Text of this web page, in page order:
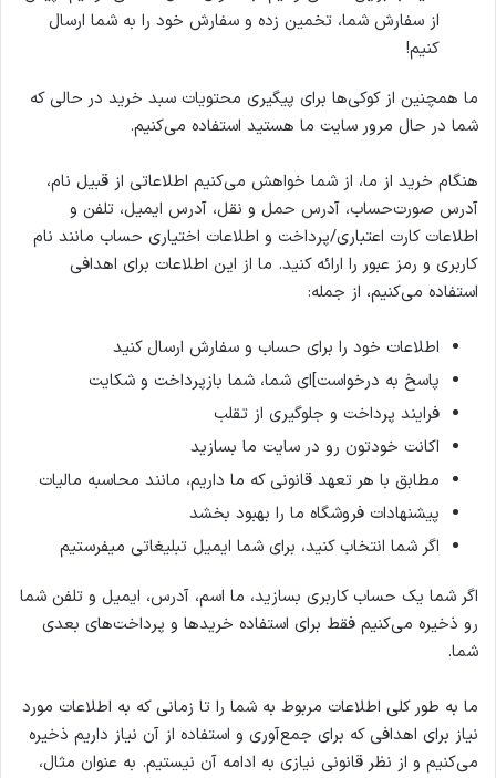
از سفارش شما، تخمین زده و سفارش خود را به شما ارسال
کنیم!
ما همچنین از کوکی‌ها برای پیگیری محتویات سبد خرید در حالی که
شما در حال مرور سایت ما هستید استفاده می‌کنیم.
هنگام خرید از ما، از شما خواهش می‌کنیم اطلاعاتی از قبیل نام،
آدرس صورت‌حساب، آدرس حمل و نقل، آدرس ایمیل، تلفن و
اطلاعات کارت اعتباری/پرداخت و اطلاعات اختیاری حساب مانند نام
کاربری و رمز عبور را ارائه کنید. ما از این اطلاعات برای اهدافی
استفاده می‌کنیم، از جمله:
اطلاعات خود را برای حساب و سفارش ارسال کنید
پاسخ به درخواست‌]ای شما، شما بازپرداخت و شکایت
فرایند پرداخت و جلوگیری از تقلب
اکانت خودتون رو در سایت ما بسازید
مطابق با هر تعهد قانونی که ما داریم، مانند محاسبه مالیات
پیشنهادات فروشگاه ما را بهبود بخشد
اگر شما انتخاب کنید، برای شما ایمیل تبلیغاتی میفرستیم
اگر شما یک حساب کاربری بسازید، ما اسم، آدرس، ایمیل و تلفن شما
رو ذخیره می‌کنیم فقط برای استفاده خرید‌ها و پرداخت‌های بعدی
شما.
ما به طور کلی اطلاعات مربوط به شما را تا زمانی که به اطلاعات مورد
نیاز برای اهدافی که برای جمع‌آوری و استفاده از آن نیاز داریم ذخیره
می‌کنیم و از نظر قانونی نیازی به ادامه آن نیستیم. به عنوان مثال،